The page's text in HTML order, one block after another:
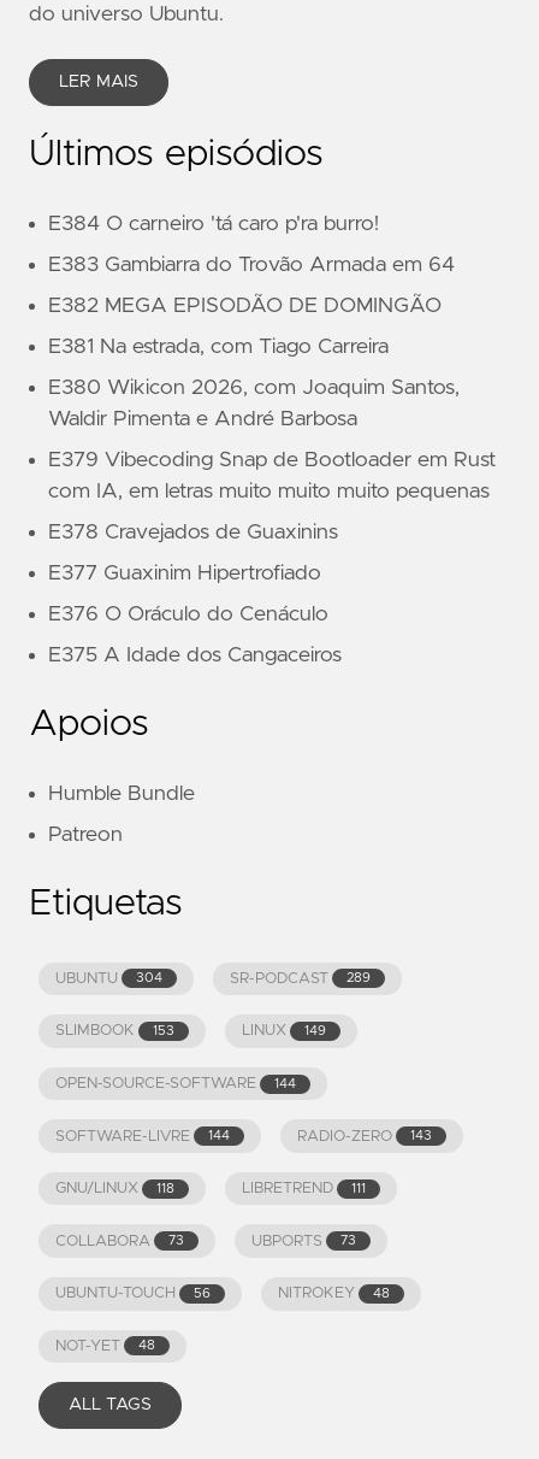
do universo Ubuntu.
LER MAIS
Últimos episódios
E384 O carneiro 'tá caro p'ra burro!
E383 Gambiarra do Trovão Armada em 64
E382 MEGA EPISODÃO DE DOMINGÃO
E381 Na estrada, com Tiago Carreira
E380 Wikicon 2026, com Joaquim Santos,
Waldir Pimenta e André Barbosa
E379 Vibecoding Snap de Bootloader em Rust
com IA, em letras muito muito muito pequenas
E378 Cravejados de Guaxinins
E377 Guaxinim Hipertrofiado
E376 O Oráculo do Cenáculo
E375 A Idade dos Cangaceiros
Apoios
Humble Bundle
Patreon
Etiquetas
UBUNTU 304 SR-PODCAST 289
SLIMBOOK 153 LINUX 149
OPEN-SOURCE-SOFTWARE 144
SOFTWARE-LIVRE 144 RADIO-ZERO 143
GNU/LINUX 118 LIBRETREND 111
COLLABORA 73 UBPORTS 73
UBUNTU-TOUCH 56 NITROKEY 48
NOT-YET 48
ALL TAGS